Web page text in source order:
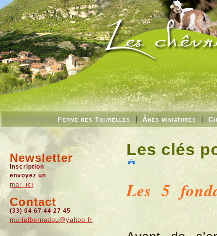
Ferme des Tourelles Ânes miniatures
Newsletter
inscription
envoyez un
mail ici
Contact
(33) 04 67 44 27 45
murielbernadou@yahoo.fr
Les clés
Les 5